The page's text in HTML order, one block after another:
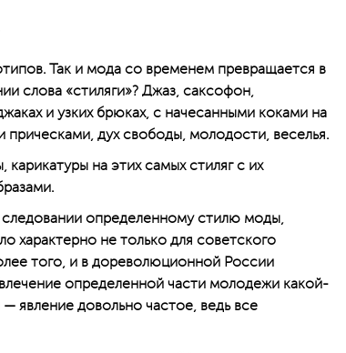
Так и мода со временем превращается в
слова «стиляги»? Джаз, саксофон,
и узких брюках, с начесанными коками на
дух свободы, молодости, веселья.
на этих самых стиляг с их
определенному стилю моды,
характерно не только для советского
того, и в дореволюционной России
определенной части молодежи какой-
явление довольно частое, ведь все